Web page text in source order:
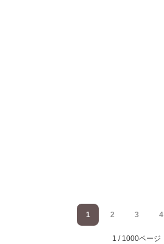
1 2 3 4
1 / 1000ページ